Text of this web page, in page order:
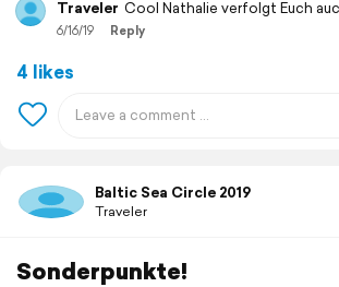
Traveler Cool Nathalie verfolgt Euch
6/16/19 Reply
4 likes
Baltic Sea Circle 2019
Traveler
Sonderpunkte!